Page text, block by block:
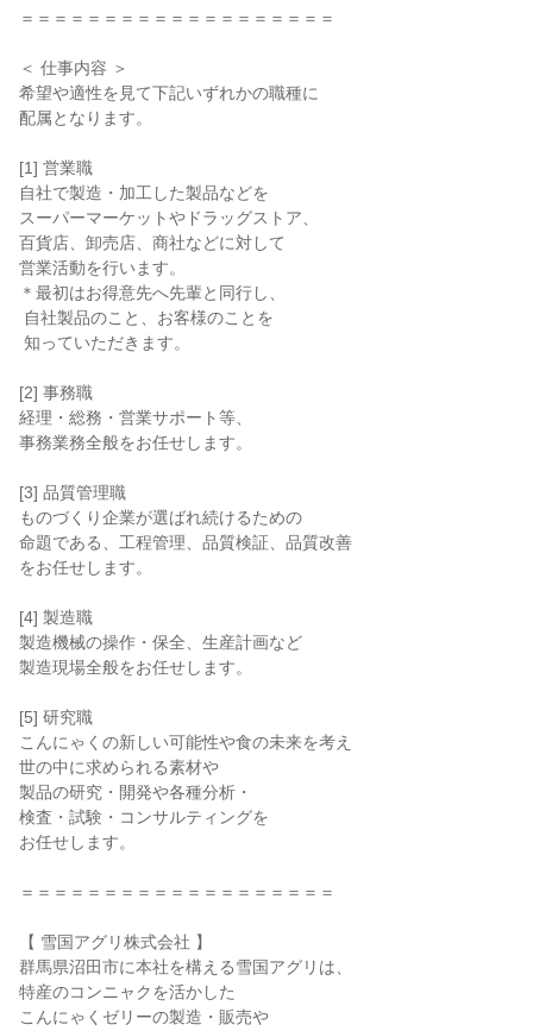
＝＝＝＝＝＝＝＝＝＝＝＝＝＝＝＝＝＝＝
＜ 仕事内容 ＞
希望や適性を見て下記いずれかの職種に
配属となります。
[1] 営業職
自社で製造・加工した製品などを
スーパーマーケットやドラッグストア、
百貨店、卸売店、商社などに対して
営業活動を行います。
＊最初はお得意先へ先輩と同行し、
[2] 事務職
経理・総務・営業サポート等、
事務業務全般をお任せします。
[3] 品質管理職
ものづくり企業が選ばれ続けるための
命題である、工程管理、品質検証、品質改善
をお任せします。
[4] 製造職
製造機械の操作・保全、生産計画など
製造現場全般をお任せします。
[5] 研究職
こんにゃくの新しい可能性や食の未来を考え
世の中に求められる素材や
製品の研究・開発や各種分析・
検査・試験・コンサルティングを
お任せします。
＝＝＝＝＝＝＝＝＝＝＝＝＝＝＝＝＝＝＝
【 雪国アグリ株式会社 】
群馬県沼田市に本社を構える雪国アグリは、
特産のコンニャクを活かした
こんにゃくゼリーの製造・販売や